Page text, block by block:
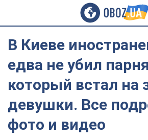
В Киеве
едва не убил
который встал на
девушки. Все
фото и видео